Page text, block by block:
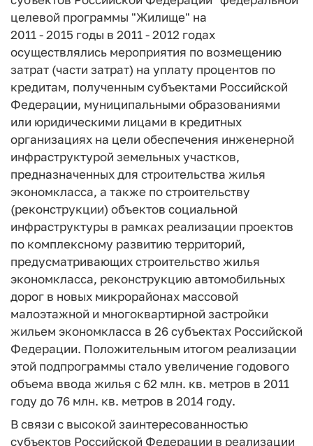
целевой программы "Жилище" на
2011 - 2015 годы в 2011 - 2012 годах
осуществлялись мероприятия по возмещению
затрат (части затрат) на уплату процентов по
кредитам, полученным субъектами Российской
Федерации, муниципальными образованиями
или юридическими лицами в кредитных
организациях на цели обеспечения инженерной
инфраструктурой земельных участков,
предназначенных для строительства жилья
экономкласса, а также по строительству
(реконструкции) объектов социальной
инфраструктуры в рамках реализации проектов
по комплексному развитию территорий,
предусматривающих строительство жилья
экономкласса, реконструкцию автомобильных
дорог в новых микрорайонах массовой
малоэтажной и многоквартирной застройки
жильем экономкласса в 26 субъектах Российской
Федерации. Положительным итогом реализации
этой подпрограммы стало увеличение годового
объема ввода жилья с 62 млн. кв. метров в 2011
году до 76 млн. кв. метров в 2014 году.
В связи с высокой заинтересованностью
субъектов Российской Федерации в реализации